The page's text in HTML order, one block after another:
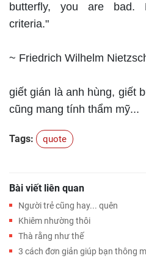
butterfly, you are bad.
criteria."
~ Friedrich Wilhelm
giết gián là anh hùng, giết
cũng mang tính thẩm mỹ...
Tags: quote
Bài viết liên quan
Người trẻ cũng hay... quên
Khiêm nhường thôi
Thà rằng như thế
3 cách đơn giản giúp bạn thông